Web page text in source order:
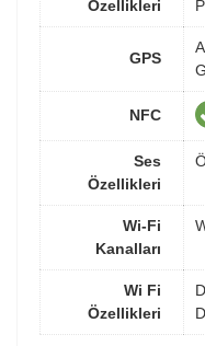
Özellikleri
GPS
NFC
Ses
Özellikleri
Wi-Fi
Kanalları
Wi Fi
Özellikleri